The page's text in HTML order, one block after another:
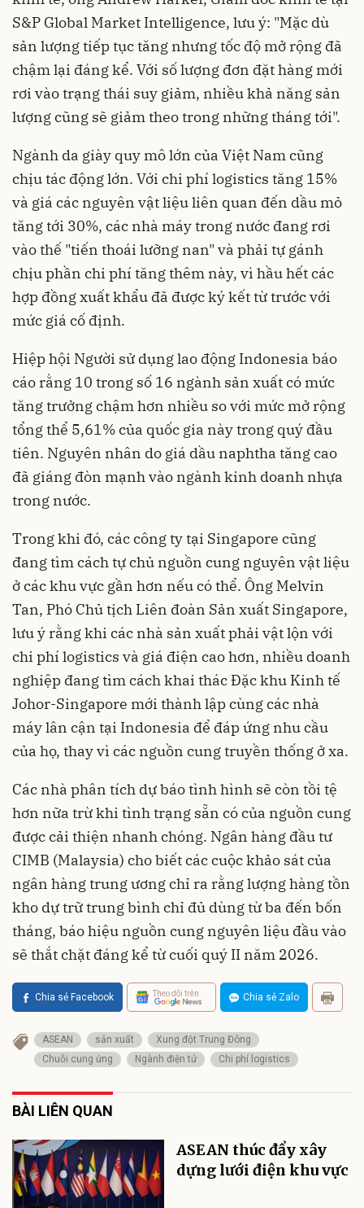
S&P Global Market Intelligence, lưu ý: "Mặc dù
sản lượng tiếp tục tăng nhưng tốc độ mở rộng đã
chậm lại đáng kể. Với số lượng đơn đặt hàng mới
rơi vào trạng thái suy giảm, nhiều khả năng sản
lượng cũng sẽ giảm theo trong những tháng tới".
Ngành da giày quy mô lớn của Việt Nam cũng
chịu tác động lớn. Với chi phí logistics tăng 15%
và giá các nguyên vật liệu liên quan đến dầu mỏ
tăng tới 30%, các nhà máy trong nước đang rơi
vào thế "tiến thoái lưỡng nan" và phải tự gánh
chịu phần chi phí tăng thêm này, vì hầu hết các
hợp đồng xuất khẩu đã được ký kết từ trước với
mức giá cố định.
Hiệp hội Người sử dụng lao động Indonesia báo
cáo rằng 10 trong số 16 ngành sản xuất có mức
tăng trưởng chậm hơn nhiều so với mức mở rộng
tổng thể 5,61% của quốc gia này trong quý đầu
tiên. Nguyên nhân do giá dầu naphtha tăng cao
đã giáng đòn mạnh vào ngành kinh doanh nhựa
trong nước.
Trong khi đó, các công ty tại Singapore cũng
đang tìm cách tự chủ nguồn cung nguyên vật liệu
ở các khu vực gần hơn nếu có thể. Ông Melvin
Tan, Phó Chủ tịch Liên đoàn Sản xuất Singapore,
lưu ý rằng khi các nhà sản xuất phải vật lộn với
chi phí logistics và giá điện cao hơn, nhiều doanh
nghiệp đang tìm cách khai thác Đặc khu Kinh tế
Johor-Singapore mới thành lập cùng các nhà
máy lân cận tại Indonesia để đáp ứng nhu cầu
của họ, thay vì các nguồn cung truyền thống ở xa.
Các nhà phân tích dự báo tình hình sẽ còn tồi tệ
hơn nữa trừ khi tình trạng sẵn có của nguồn cung
được cải thiện nhanh chóng. Ngân hàng đầu tư
CIMB (Malaysia) cho biết các cuộc khảo sát của
ngân hàng trung ương chỉ ra rằng lượng hàng tồn
kho dự trữ trung bình chỉ đủ dùng từ ba đến bốn
tháng, báo hiệu nguồn cung nguyên liệu đầu vào
sẽ thắt chặt đáng kể từ cuối quý II năm 2026.
Chia sẻ Facebook Theo dõi trên Chia sẻ Zalo
ASEAN sản xuất
Xung đột Trung Đông
Chuỗi cung ứng
Ngành điện tử Chi phí logistics
BÀI LIÊN QUAN
ASEAN thúc đẩy xây
dựng lưới điện khu vực